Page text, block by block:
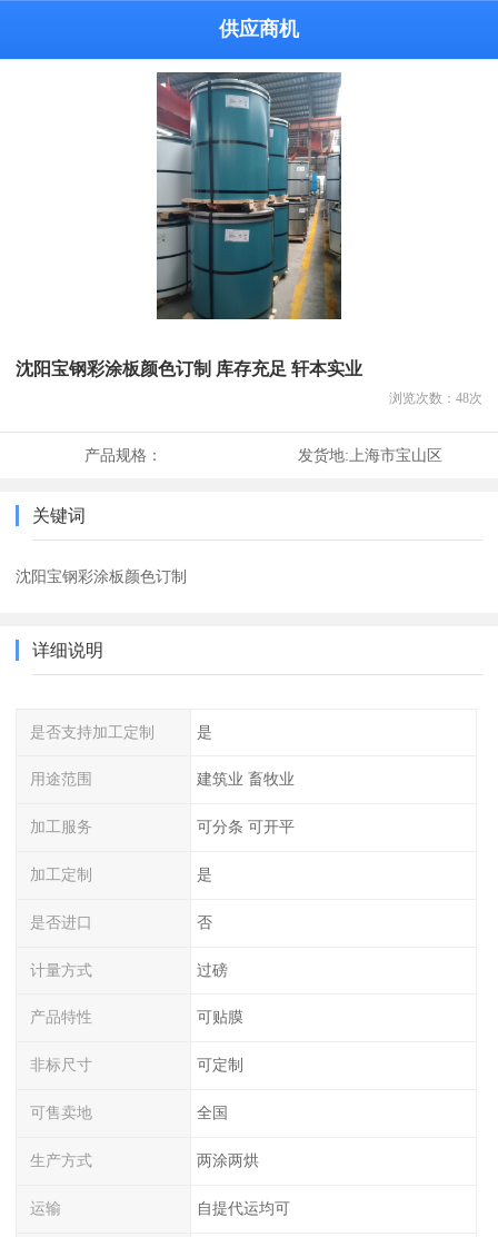
供应商机
沈阳宝钢彩涂板颜色订制 库存充足 轩本实业
浏览次数： 48次
产品规格： 发货地:上海市宝山区
关键词
沈阳宝钢彩涂板颜色订制
详细说明
是否支持加工定制 是
用途范围 建筑业 畜牧业
加工服务 可分条 可开平
加工定制 是
是否进口 否
计量方式 过磅
产品特性 可贴膜
非标尺寸 可定制
可售卖地 全国
生产方式 两涂两烘
运输 自提代运均可